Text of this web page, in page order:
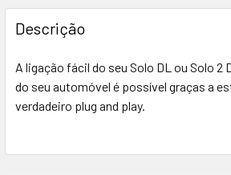
FREQUENTEMENTE
COMPRADOS
EM
SELECIONAR
ADICIONAR
Descrição
A ligação fácil do seu Solo DL ou Solo 2
do seu automóvel é possível graças a
verdadeiro plug and play.